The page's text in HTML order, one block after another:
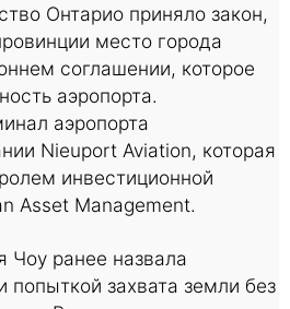
Онтарио приняло закон,
место города
соглашении, которое
аэропорта.
аэропорта
Nieuport Aviation, которая
инвестиционной
Asset Management.
Чоу ранее назвала
попыткой захвата земли без